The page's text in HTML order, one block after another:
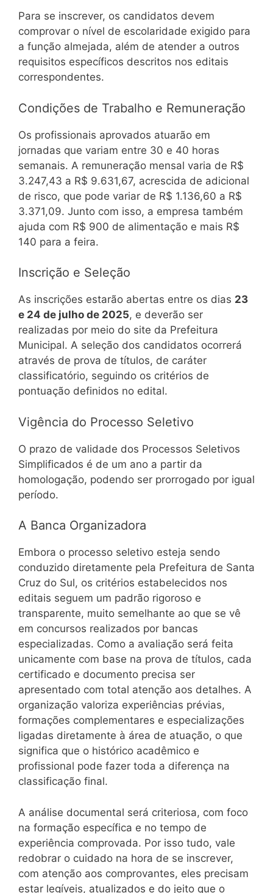
Para se inscrever, os candidatos devem
comprovar o nível de escolaridade exigido para
a função almejada, além de atender a outros
requisitos específicos descritos nos editais
correspondentes.
Condições de Trabalho e Remuneração
Os profissionais aprovados atuarão em
jornadas que variam entre 30 e 40 horas
semanais. A remuneração mensal varia de R$
3.247,43 a R$ 9.631,67, acrescida de adicional
de risco, que pode variar de R$ 1.136,60 a R$
3.371,09. Junto com isso, a empresa também
ajuda com R$ 900 de alimentação e mais R$
140 para a feira.
Inscrição e Seleção
As inscrições estarão abertas entre os dias 23
e 24 de julho de 2025, e deverão ser
realizadas por meio do site da Prefeitura
Municipal. A seleção dos candidatos ocorrerá
através de prova de títulos, de caráter
classificatório, seguindo os critérios de
pontuação definidos no edital.
Vigência do Processo Seletivo
O prazo de validade dos Processos Seletivos
Simplificados é de um ano a partir da
homologação, podendo ser prorrogado por igual
período.
A Banca Organizadora
Embora o processo seletivo esteja sendo
conduzido diretamente pela Prefeitura de Santa
Cruz do Sul, os critérios estabelecidos nos
editais seguem um padrão rigoroso e
transparente, muito semelhante ao que se vê
em concursos realizados por bancas
especializadas. Como a avaliação será feita
unicamente com base na prova de títulos, cada
certificado e documento precisa ser
apresentado com total atenção aos detalhes. A
organização valoriza experiências prévias,
formações complementares e especializações
ligadas diretamente à área de atuação, o que
significa que o histórico acadêmico e
profissional pode fazer toda a diferença na
classificação final.
A análise documental será criteriosa, com foco
na formação específica e no tempo de
experiência comprovada. Por isso tudo, vale
redobrar o cuidado na hora de se inscrever,
com atenção aos comprovantes, eles precisam
estar legíveis, atualizados e do jeito que o